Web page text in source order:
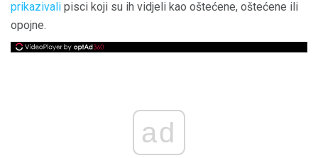
prikazivali pisci koji su ih vidjeli kao oštećene, oštećene ili
opojne.
ad